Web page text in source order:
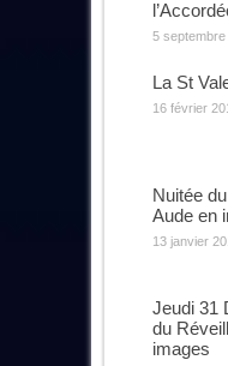
5 septembre
La St
16 février
Nuitée
Aude en
13 janvier
Jeudi 31
du
images